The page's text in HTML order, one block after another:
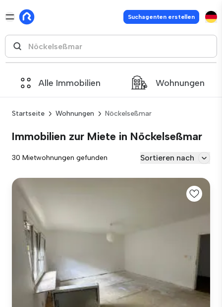
Suchagenten erstellen
Alle Immobilien Wohnungen
Startseite Wohnungen Nöckelseßmar
Immobilien zur Miete in Nöckelseßmar
30 Mietwohnungen gefunden Sortieren nach